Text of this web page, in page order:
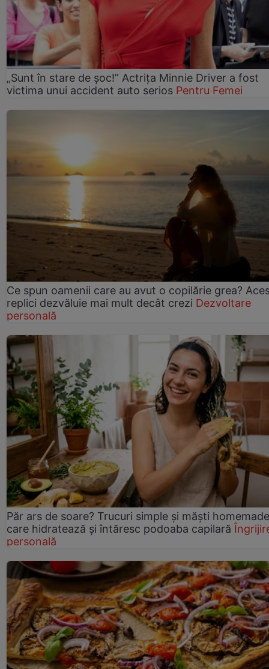
„Sunt în stare de șoc!” Actrița Minnie Driver a fost
victima unui accident auto serios Pentru Femei
Ce spun oamenii care au avut o copilărie grea?
replici dezvăluie mai mult decât crezi Dezvoltare
personală
Păr ars de soare? Trucuri simple și măști homemade
care hidratează și întăresc podoaba capilară
personală